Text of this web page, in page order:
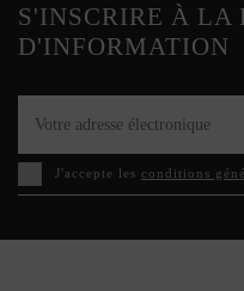
S'INSCRIRE À LA
D'INFORMATION
J'accepte les conditions